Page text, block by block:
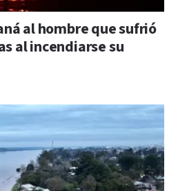
al hombre que sufrió
al incendiarse su